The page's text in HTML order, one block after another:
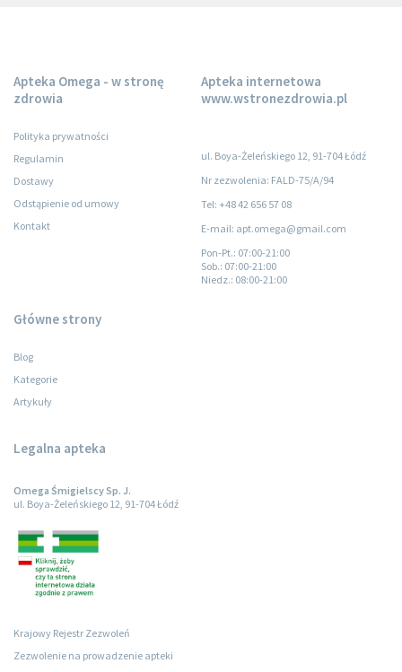
Apteka Omega - w stronę
zdrowia
Polityka prywatności
Regulamin
Dostawy
Odstąpienie od umowy
Kontakt
Apteka internetowa
www.wstronezdrowia.pl
ul. Boya-Żeleńskiego 12, 91-704 Łódź
Nr zezwolenia: FALD-75/A/94
Tel: +48 42 656 57 08
E-mail: apt.omega@gmail.com
Pon-Pt.: 07:00-21:00
Sob.: 07:00-21:00
Niedz.: 08:00-21:00
Główne strony
Blog
Kategorie
Artykuły
Legalna apteka
Omega Śmigielscy Sp. J.
ul. Boya-Żeleńskiego 12, 91-704 Łódź
Krajowy Rejestr Zezwoleń
Zezwolenie na prowadzenie apteki